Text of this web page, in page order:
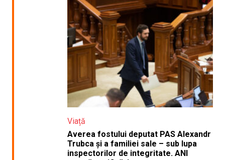
Viață
Averea fostului deputat PAS Alexandr
Trubca și a familiei sale – sub lupa
inspectorilor de integritate. ANI